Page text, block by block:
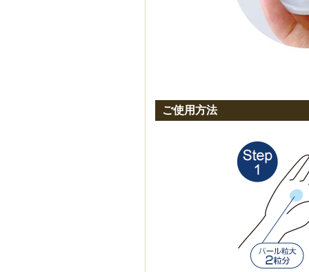
ご使用方法